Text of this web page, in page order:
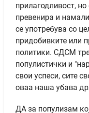
прилагодливост,
превенира и
се употребува со
придобивките или
политики. СДСМ
популистички и
свои успеси, сите
оваа наша убава
ДА за популизам